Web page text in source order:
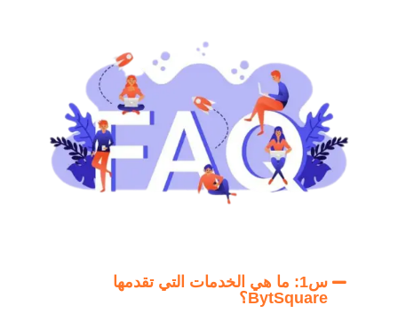
س1: ما هي الخدمات التي تقدمها
BytSquare؟